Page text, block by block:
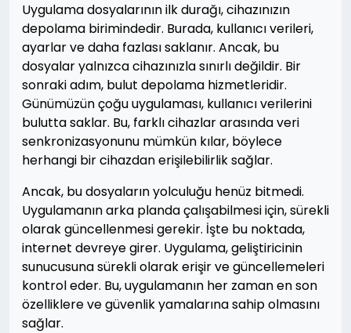
Uygulama dosyalarının ilk durağı, cihazınızın
depolama birimindedir. Burada, kullanıcı verileri,
ayarlar ve daha fazlası saklanır. Ancak, bu
dosyalar yalnızca cihazınızla sınırlı değildir. Bir
sonraki adım, bulut depolama hizmetleridir.
Günümüzün çoğu uygulaması, kullanıcı verilerini
bulutta saklar. Bu, farklı cihazlar arasında veri
senkronizasyonunu mümkün kılar, böylece
herhangi bir cihazdan erişilebilirlik sağlar.
Ancak, bu dosyaların yolculuğu henüz bitmedi.
Uygulamanın arka planda çalışabilmesi için, sürekli
olarak güncellenmesi gerekir. İşte bu noktada,
internet devreye girer. Uygulama, geliştiricinin
sunucusuna sürekli olarak erişir ve güncellemeleri
kontrol eder. Bu, uygulamanın her zaman en son
özelliklere ve güvenlik yamalarına sahip olmasını
sağlar.